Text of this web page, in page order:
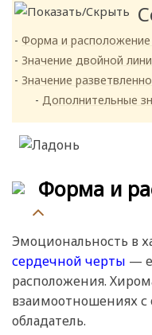
Форма и расположение
Значение двойной
Значение
Дополнительные
Форма и
Эмоциональность в
сердечной черты —
расположения.
взаимоотношениях
обладатель.